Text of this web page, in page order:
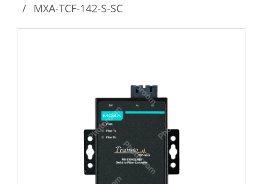
MXA-TCF-142-S-SC